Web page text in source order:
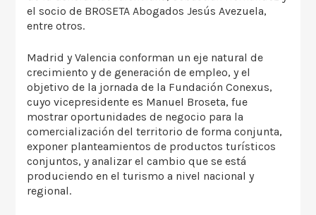
el socio de BROSETA Abogados Jesús Avezuela,
entre otros.
Madrid y Valencia conforman un eje natural de
crecimiento y de generación de empleo, y el
objetivo de la jornada de la Fundación Conexus,
cuyo vicepresidente es Manuel Broseta, fue
mostrar oportunidades de negocio para la
comercialización del territorio de forma conjunta,
exponer planteamientos de productos turísticos
conjuntos, y analizar el cambio que se está
produciendo en el turismo a nivel nacional y
regional.